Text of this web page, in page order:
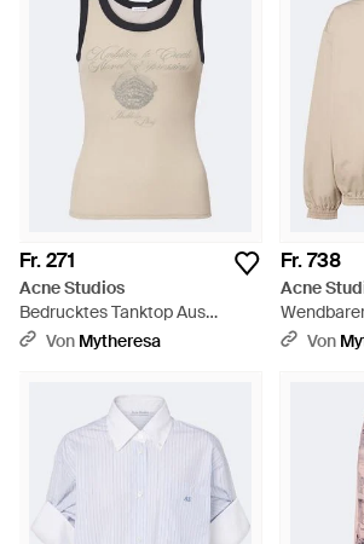
Fr. 271
Acne Studios
Bedrucktes Tanktop Aus
Rippstrick - Natur
Von Mytheresa
Fr. 738
Acne
Natur
Von